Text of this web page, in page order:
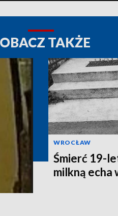
TAKŻE
WROCŁAW
Śmierć 19-
milkną